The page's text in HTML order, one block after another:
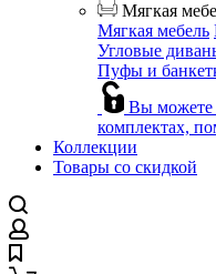
Мягкая
Мягкая мебель
Угловые
Пуфы и
Вы можете
комплектах,
Коллекции
Товары со скидкой